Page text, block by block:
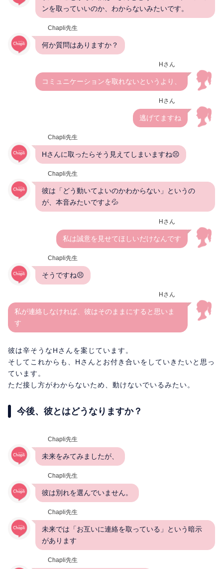
ンを取っていいのか、わからないみたいです。
Chapli先生
何か質問はありますか？
Hさん
コミュニケーションを取れないというより、
Hさん
逃げてますね
Chapli先生
Hさんに取ったらそう見えてしまいますね😣
Chapli先生
彼は「どう動いてよいのかわからない」というの
が、本音みたいですよ💦
Hさん
私は誠意を見せてほしいだけなんです
Chapli先生
そうですね😣
Hさん
私が連絡しなければ、彼はそのままにすると思いま
す
彼は辛そうなHさんを案じています。
そしてこれからも、Hさんとお付き合いをしていきたいと思っ
ています。
ただ接し方がわからないため、動けないでいるみたい。
今後、彼とはどうなりますか？
Chapli先生
未来をみてみましたが、
Chapli先生
彼は別れを選んでいません。
Chapli先生
未来では「お互いに連絡を取っている」という暗示
があります
Chapli先生